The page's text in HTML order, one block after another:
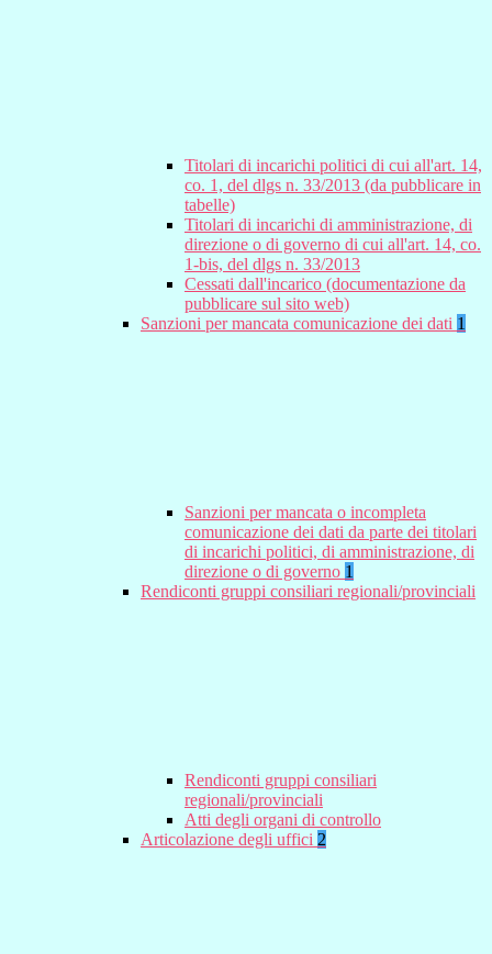
Titolari di incarichi politici di cui all'art. 14,
co. 1, del dlgs n. 33/2013 (da pubblicare in
tabelle)
Titolari di incarichi di amministrazione, di
direzione o di governo di cui all'art. 14, co.
1-bis, del dlgs n. 33/2013
Cessati dall'incarico (documentazione da
pubblicare sul sito web)
Sanzioni per mancata comunicazione dei dati 1
Sanzioni per mancata o incompleta
comunicazione dei dati da parte dei titolari
di incarichi politici, di amministrazione, di
direzione o di governo 1
Rendiconti gruppi consiliari regionali/provinciali
Rendiconti gruppi consiliari
regionali/provinciali
Atti degli organi di controllo
Articolazione degli uffici 2